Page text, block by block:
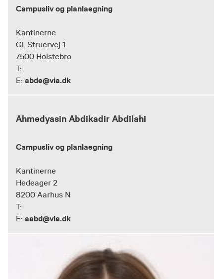
Campusliv og planlaegning
Kantinerne
Gl. Struervej 1
7500 Holstebro
T:
E: abde@via.dk
Ahmedyasin Abdikadir Abdilahi
Campusliv og planlaegning
Kantinerne
Hedeager 2
8200 Aarhus N
T:
E: aabd@via.dk